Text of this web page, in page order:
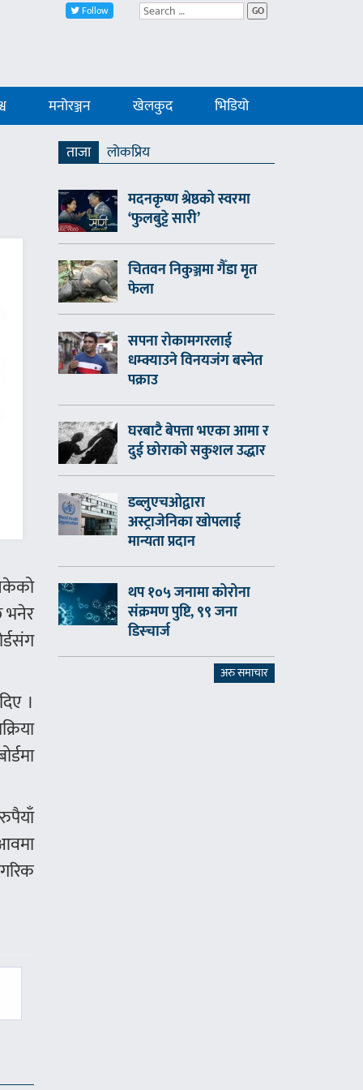
Follow GO
मनोरञ्जन खेलकुद भिडियो
भनेर
।
ताजा
लाेकप्रिय
मदनकृष्ण श्रेष्ठको स्वरमा
‘फुलबुट्टे सारी’
चितवन निकुञ्जमा गैँडा मृत
फेला
सपना रोकामगरलाई
धम्क्याउने विनयजंग बस्नेत
पक्राउ
घरबाटै बेपत्ता भएका आमा र
दुई छोराको सकुशल उद्धार
डब्लुएचओद्वारा
अस्ट्राजेनिका खोपलाई
मान्यता प्रदान
थप १०५ जनामा कोरोना
संक्रमण पुष्टि, ९९ जना
डिस्चार्ज
अरु समाचार